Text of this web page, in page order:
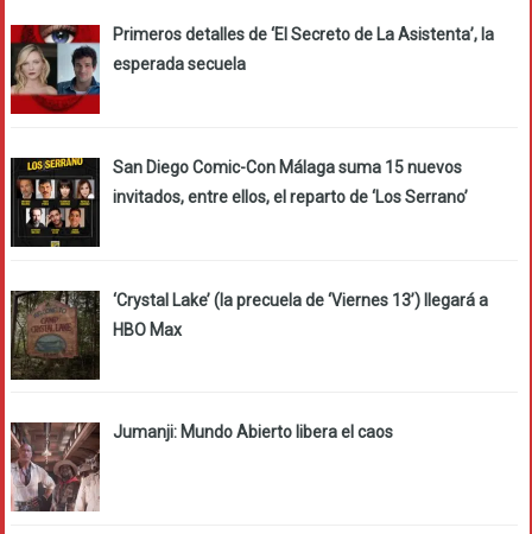
Primeros detalles de ‘El Secreto de La Asistenta’, la
esperada secuela
San Diego Comic-Con Málaga suma 15 nuevos
invitados, entre ellos, el reparto de ‘Los Serrano’
‘Crystal Lake’ (la precuela de ‘Viernes 13’) llegará a
HBO Max
Jumanji: Mundo Abierto libera el caos